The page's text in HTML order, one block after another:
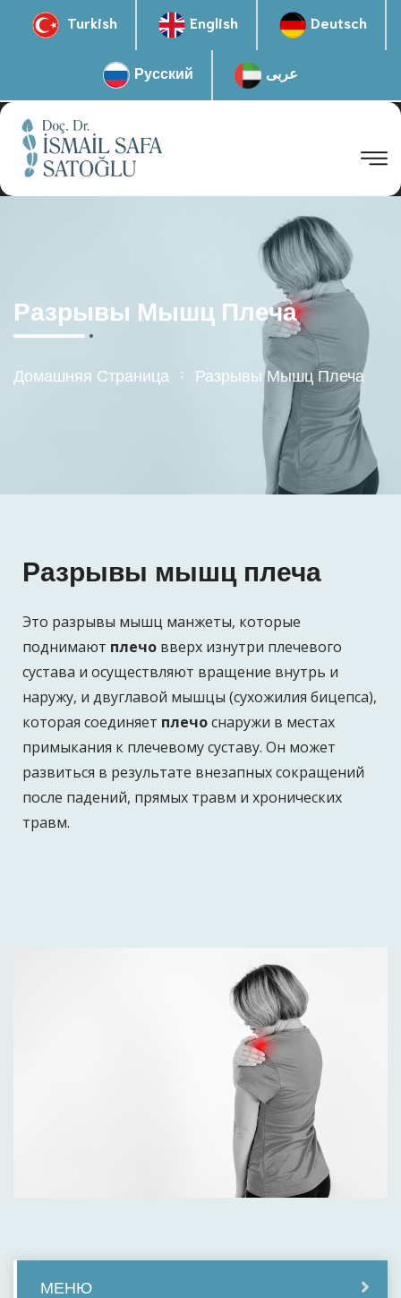
Turkish English Deutsch
Русский عربى
Разрывы Мышц Плеча
Домашняя Страница Разрывы Мышц Плеча
МЕНЮ
Разрывы мышц плеча
Это разрывы мышц манжеты, которые
поднимают плечо вверх изнутри плечевого
сустава и осуществляют вращение внутрь и
наружу, и двуглавой мышцы (сухожилия бицепса),
которая соединяет плечоснаружи в местах
примыкания к плечевому суставу. Он может
развиться в результате внезапных сокращений
после падений, прямых травм и хронических
травм.